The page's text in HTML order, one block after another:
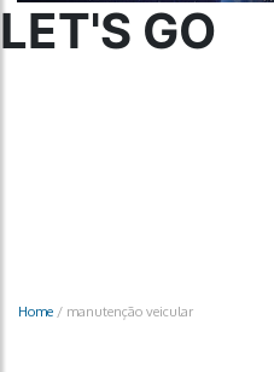
LET'S GO
Home / manutenção veicular